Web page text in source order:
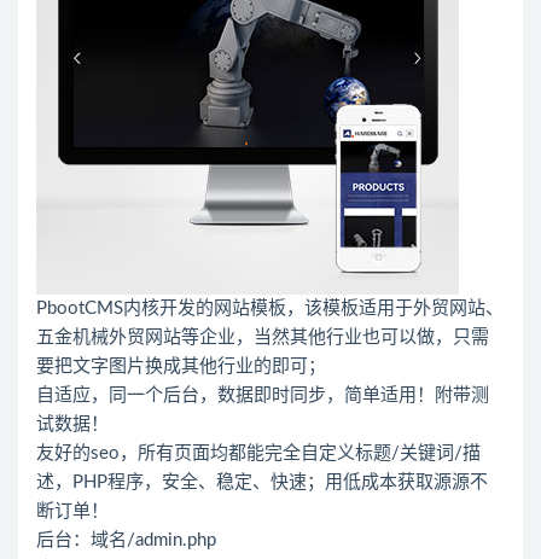
PbootCMS内核开发的网站模板，该模板适用于外贸网站、
五金机械外贸网站等企业，当然其他行业也可以做，只需
要把文字图片换成其他行业的即可；
自适应，同一个后台，数据即时同步，简单适用！附带测
试数据！
友好的seo，所有页面均都能完全自定义标题/关键词/描
述，PHP程序，安全、稳定、快速；用低成本获取源源不
断订单！
后台：域名/admin.php